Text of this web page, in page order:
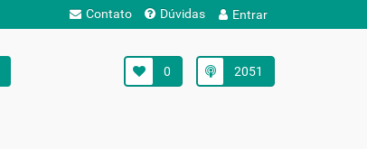
Contato Dúvidas Entrar
2051
0